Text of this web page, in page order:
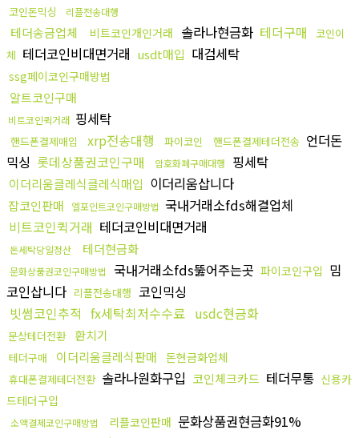
코인돈믹싱 리플전송대행
테더송금업체 비트코인개인거래 솔라나현금화 테더구매
코인이
체 테더코인비대면거래 usdt매입 대검세탁
ssg페이코인구매방법
알트코인구매
비트코인퀵거래 핑세탁
핸드폰결제매입 xrp전송대행 파이코인 핸드폰결제테더전송 언더돈
믹싱 롯데상품권코인구매 암호화폐구매대행 핑세탁
이더리움클레식클레식매입 이더리움삽니다
잡코인판매 엘포인트코인구매방법 국내거래소fds해결업체
비트코인퀵거래 테더코인비대면거래
돈세탁당일정산 테더현금화
문화상품권코인구매방법 국내거래소fds뚫어주는곳 파이코인구입 밈
코인삽니다 리플전송대행 코인믹싱
빗썸코인추적 fx세탁최저수수료 usdc현금화
문상테더전환 환치기
테더구매 이더리움클레식판매 돈현금화업체
휴대폰결제테더전환 솔라나원화구입 코인체크카드 테더무통 신용카
드테더구입
소액결제코인구매방법 리플코인판매 문화상품권현금화91%